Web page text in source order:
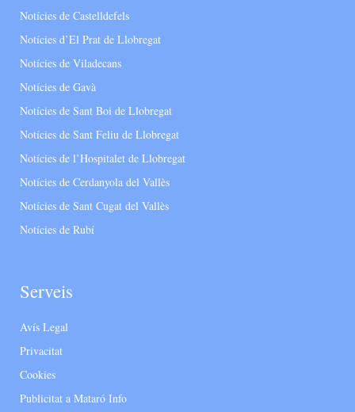
Notícies de Castelldefels
Notícies d’El Prat de Llobregat
Notícies de Viladecans
Notícies de Gavà
Notícies de Sant Boi de Llobregat
Notícies de Sant Feliu de Llobregat
Notícies de l’Hospitalet de Llobregat
Notícies de Cerdanyola del Vallès
Notícies de Sant Cugat del Vallès
Notícies de Rubí
Serveis
Avís Legal
Privacitat
Cookies
Publicitat a Mataró Info